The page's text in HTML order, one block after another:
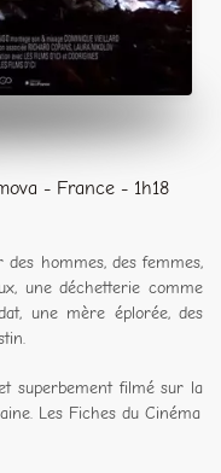
- France - 1h18
hommes, des femmes,
une déchetterie comme
une mère éplorée, des
superbement filmé sur la
Les Fiches du Cinéma